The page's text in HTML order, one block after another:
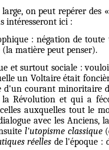
on peut repérer des «
intéresseront ici :
: négation de
matière peut penser).
et surtout sociale :
un Voltaire était
d'un courant minoritaire
Révolution et qui a
auxquelles tout le
avec les Anciens,
l'utopisme classique
réelles de l'époque :